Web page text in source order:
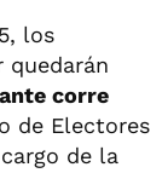
los
quedarán
corre
de Electores
de la